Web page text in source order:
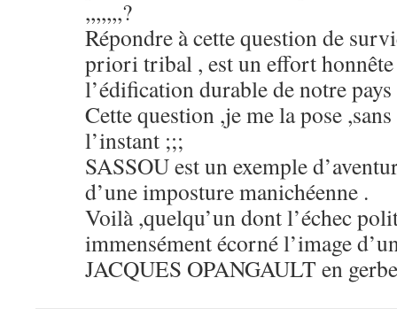
,,,,,,,?
Répondre à cette question de
priori tribal , est un effort
l’édification durable de notre pays
Cette question ,je me la pose
l’instant ;;;
SASSOU est un exemple
d’une imposture manichéenne .
Voilà ,quelqu’un dont l’échec
immensément écorné l’image
JACQUES OPANGAULT en